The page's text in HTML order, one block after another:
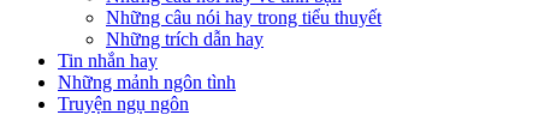
Những câu nói hay trong tiểu thuyết
Những trích dẫn hay
Tin nhắn hay
Những mảnh ngôn tình
Truyện ngụ ngôn